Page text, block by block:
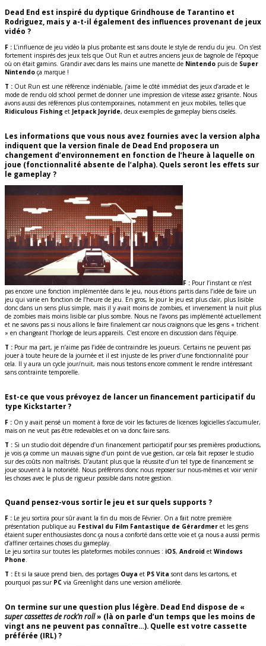
Dead End est inspiré du dyptique Grindhouse de Tarantino et
Rodriguez, mais y a-t-il également des influences provenant de jeux
vidéo ?
F : L’influence de jeu vidéo la plus probante est sans doute le style de rendu du jeu. On s’est
fortement inspirés des jeux tels que Out Run et autres anciens jeux de bagnole de l’époque
où on était gamins. Grandir avec dans les mains une manette de Nintendo puis de Super
Nintendo ça marque !
T : Out Run est une référence indéniable, j’aime le côté immédiat des jeux d’arcade et le
mode de rendu old school permet de donner une impression de vitesse assez grisante. Nous
avons aussi des références plus contemporaines, notamment en jeux mobiles, telles que
Ridiculous Fishing et Jetpack Joyride, deux exemples de gameplay biens ciselés.
Les informations que vous nous avez fournies avec la version alpha
indiquent que la version finale de Dead End proposera un
changement d’environnement en fonction de l’heure à laquelle on
joue (fonctionnalité absente de l’alpha). Quels seront les effets sur
le gameplay ?
F : Pour l’instant ce n’est
pas encore une fonction implémentée dans le jeu, nous étions partis dans l’idée de faire un
jeu qui varie en fonction de l’heure de jeu. En gros, le jour le jeu est plus clair, plus lisible
donc dans un sens plus simple, mais il y avait moins de zombies, et inversement la nuit plus
de zombies mais moins lisible car plus sombre. Nous ne l’avons pas implémenté actuellement
et ne savons pas si nous allons le faire finalement car nous craignons que les gens « trichent
» en changeant l’horloge de leurs appareils. C’est encore en discussion dans l’équipe.
T : Pour ma part, je n’aime pas l’idée de contraindre les joueurs. Certains ne peuvent pas
jouer à toute heure de la journée et il est injuste de les priver d’une fonctionnalité pour
cela. Il y aura un cycle jour/nuit, mais nous testons encore comment le rendre intéressant
sans contrainte temporelle.
Est-ce que vous prévoyez de lancer un financement participatif du
type Kickstarter ?
F : On y avait pensé un moment à force de voir les factures de licences logicielles s’accumuler,
mais on ne veut pas être redevables et on va donc faire sans.
T : Si un studio doit dépendre d’un financement participatif pour ses premières productions,
je vois ça comme un mauvais signe d’un point de vue gestion, car cela fait reposer le studio
sur des coûts non maîtrisés. D’autant plus que la réussite d’un tel type de financement se
joue souvent à la notoriété. Nous préférons donc nous reposer sur nous-mêmes et voir venir
les choses avec le plus de rigueur possible dans notre gestion.
Quand pensez-vous sortir le jeu et sur quels supports ?
F : Le jeu sortira pour sûr avant la fin du mois de Février. On a fait notre première
présentation publique au Festival du Film Fantastique de Gérardmer et les gens
étaient super enthousiastes donc ça nous a conforté dans cette voie et ça nous a aussi permis
d’affiner certaines choses du gameplay.
Le jeu sortira sur toutes les plateformes mobiles connues : iOS, Android et Windows
Phone.
T : Et si la sauce prend bien, des portages Ouya et PS Vita sont dans les cartons, et
pourquoi pas sur PC via Greenlight dans une version améliorée.
On termine sur une question plus légère. Dead End dispose de «
super cassettes de rock’n roll» (là on parle d’un temps que les moins de
vingt ans ne peuvent pas connaître…). Quelle est votre cassette
préférée (IRL) ?